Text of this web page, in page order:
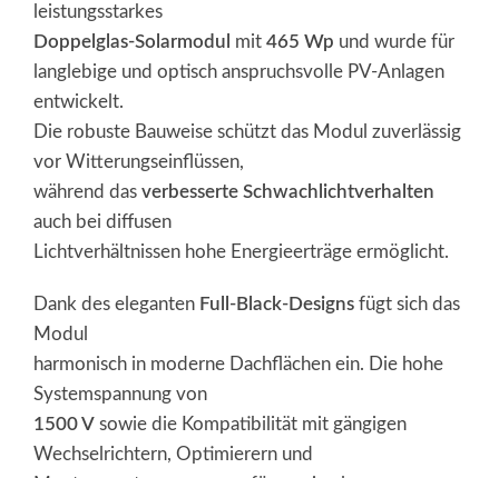
leistungsstarkes
Doppelglas-Solarmodul mit 465 Wp und wurde für
langlebige und optisch anspruchsvolle PV-Anlagen
entwickelt.
Die robuste Bauweise schützt das Modul zuverlässig
vor Witterungseinflüssen,
während das verbesserte Schwachlichtverhalten
auch bei diffusen
Lichtverhältnissen hohe Energieerträge ermöglicht.
Dank des eleganten Full-Black-Designs fügt sich das
Modul
harmonisch in moderne Dachflächen ein. Die hohe
Systemspannung von
1500 V sowie die Kompatibilität mit gängigen
Wechselrichtern, Optimierern und